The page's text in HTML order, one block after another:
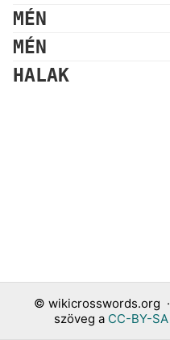
MÉN
MÉN
HALAK
© wikicrosswords.org ·
szöveg a CC-BY-SA